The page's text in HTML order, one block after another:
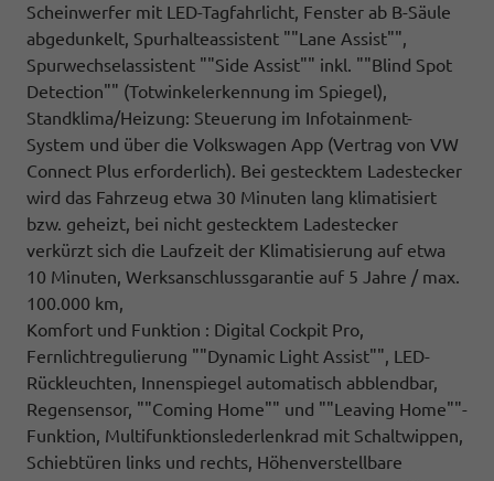
Scheinwerfer mit LED-Tagfahrlicht, Fenster ab B-Säule
abgedunkelt, Spurhalteassistent ""Lane Assist"",
Spurwechselassistent ""Side Assist"" inkl. ""Blind Spot
Detection"" (Totwinkelerkennung im Spiegel),
Standklima/Heizung: Steuerung im Infotainment-
System und über die Volkswagen App (Vertrag von VW
Connect Plus erforderlich). Bei gestecktem Ladestecker
wird das Fahrzeug etwa 30 Minuten lang klimatisiert
bzw. geheizt, bei nicht gestecktem Ladestecker
verkürzt sich die Laufzeit der Klimatisierung auf etwa
10 Minuten, Werksanschlussgarantie auf 5 Jahre / max.
100.000 km,
Komfort und Funktion : Digital Cockpit Pro,
Fernlichtregulierung ""Dynamic Light Assist"", LED-
Rückleuchten, Innenspiegel automatisch abblendbar,
Regensensor, ""Coming Home"" und ""Leaving Home""-
Funktion, Multifunktionslederlenkrad mit Schaltwippen,
Schiebtüren links und rechts, Höhenverstellbare